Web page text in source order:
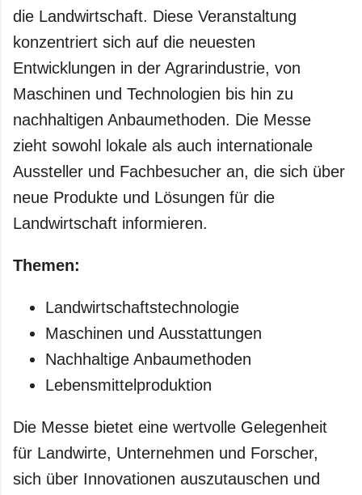
die Landwirtschaft. Diese Veranstaltung
konzentriert sich auf die neuesten
Entwicklungen in der Agrarindustrie, von
Maschinen und Technologien bis hin zu
nachhaltigen Anbaumethoden. Die Messe
zieht sowohl lokale als auch internationale
Aussteller und Fachbesucher an, die sich über
neue Produkte und Lösungen für die
Landwirtschaft informieren.
Themen:
Landwirtschaftstechnologie
Maschinen und Ausstattungen
Nachhaltige Anbaumethoden
Lebensmittelproduktion
Die Messe bietet eine wertvolle Gelegenheit
für Landwirte, Unternehmen und Forscher,
sich über Innovationen auszutauschen und